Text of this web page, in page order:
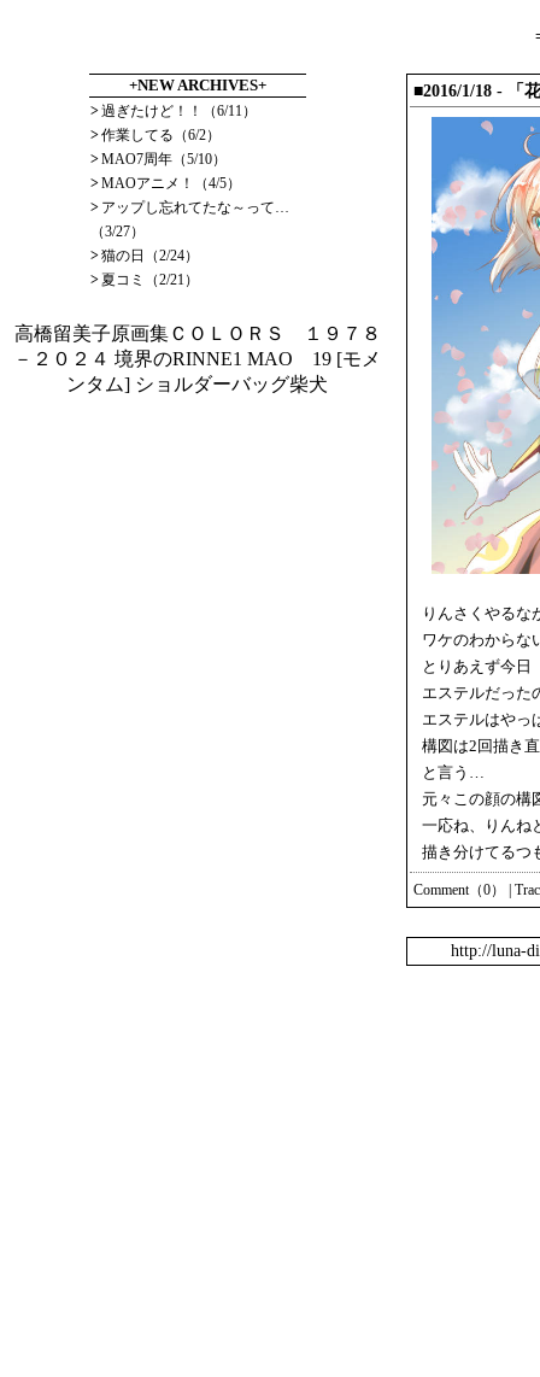
+NEW ARCHIVES+
>過ぎたけど！！（6/11）
>作業してる（6/2）
>MAO7周年（5/10）
>MAOアニメ！（4/5）
> アップし忘れてたな～って…
（3/27）
>猫の日（2/24）
>夏コミ（2/21）
高橋留美子原画集ＣＯＬＯＲＳ １９７８
－２０２４ 境界のRINNE1 MAO 19 [モメ
ンタム] ショルダーバッグ柴犬
■2016/1/18 - 「
りんさくやるな
ワケのわからな
とりあえず今日
エステルだった
エステルはやっ
構図は2回描き
と言う…
元々この顔の
一応ね、りんね
描き分けてるつ
Comment（0）
http://luna-